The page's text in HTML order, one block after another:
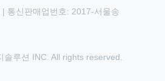
통신판매업번호: 2017-서울송
루션 INC. All rights reserved.